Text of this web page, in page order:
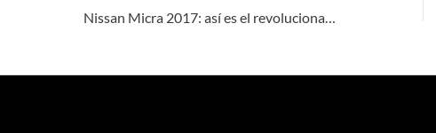
Nissan Micra 2017: así es el revolucionario urbano japonés